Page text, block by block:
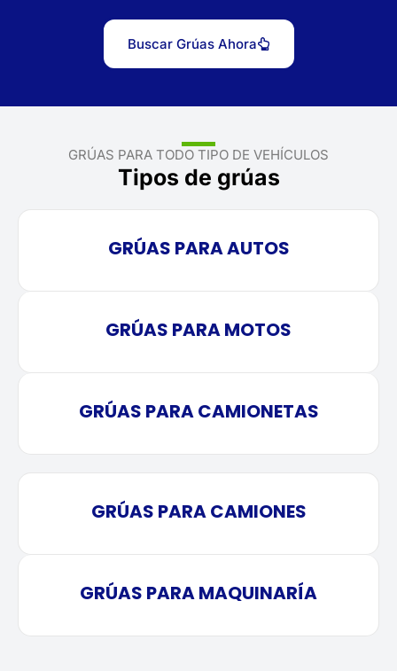
Buscar Grúas Ahora
GRÚAS PARA TODO TIPO DE VEHÍCULOS
Tipos de grúas
GRÚAS PARA AUTOS
GRÚAS PARA MOTOS
GRÚAS PARA CAMIONETAS
GRÚAS PARA CAMIONES
GRÚAS PARA MAQUINARÍA